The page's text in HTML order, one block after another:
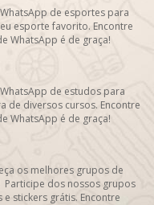
de esportes para
esporte favorito. Encontre
WhatsApp é de graça!
de estudos para
de diversos cursos. Encontre
WhatsApp é de graça!
os melhores grupos de
dos nossos grupos
stickers grátis. Encontre